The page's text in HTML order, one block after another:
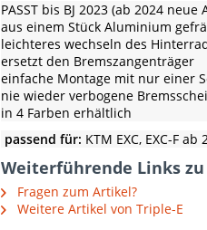
PASST bis BJ 2023 (ab 2024 neue
aus einem Stück Aluminium
leichteres wechseln des
ersetzt den Bremszangenträger
einfache Montage mit nur einer
nie wieder verbogene
in 4 Farben erhältlich
passend für: KTM EXC, EXC-F
Weiterführende Links zu
Fragen zum Artikel?
Weitere Artikel von Triple-E